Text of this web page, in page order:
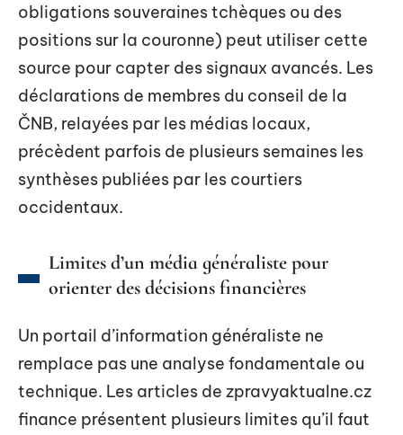
obligations souveraines tchèques ou des
positions sur la couronne) peut utiliser cette
source pour capter des signaux avancés. Les
déclarations de membres du conseil de la
ČNB, relayées par les médias locaux,
précèdent parfois de plusieurs semaines les
synthèses publiées par les courtiers
occidentaux.
Limites d’un média généraliste pour
orienter des décisions financières
Un portail d’information généraliste ne
remplace pas une analyse fondamentale ou
technique. Les articles de zpravyaktualne.cz
finance présentent plusieurs limites qu’il faut